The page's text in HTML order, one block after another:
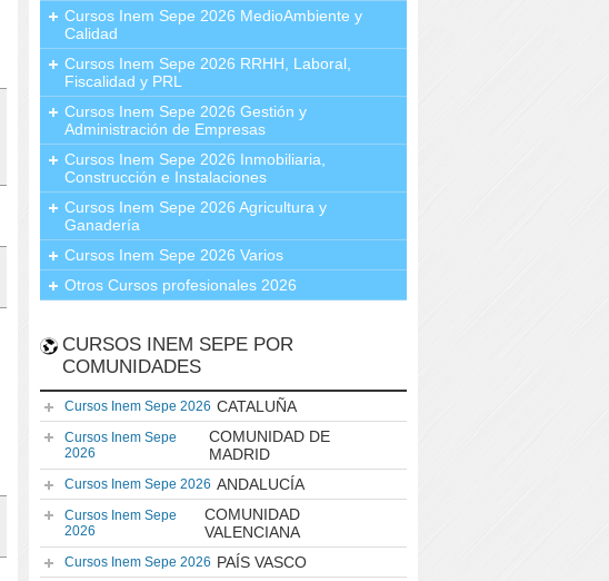
Cursos Inem Sepe 2026 MedioAmbiente y
Calidad
Cursos Inem Sepe 2026 RRHH, Laboral,
Fiscalidad y PRL
Cursos Inem Sepe 2026 Gestión y
Administración de Empresas
Cursos Inem Sepe 2026 Inmobiliaria,
Construcción e Instalaciones
Cursos Inem Sepe 2026 Agricultura y
Ganadería
Cursos Inem Sepe 2026 Varios
Otros Cursos profesionales 2026
CURSOS INEM SEPE POR
COMUNIDADES
Cursos Inem Sepe 2026 CATALUÑA
Cursos Inem Sepe
2026
COMUNIDAD DE
MADRID
Cursos Inem Sepe 2026 ANDALUCÍA
Cursos Inem Sepe
2026
COMUNIDAD
VALENCIANA
Cursos Inem Sepe 2026 PAÍS VASCO